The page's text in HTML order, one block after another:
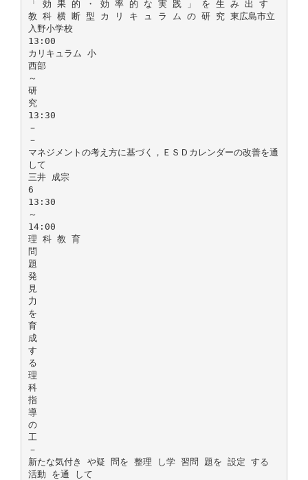
「 効 果 的 ・ 効 率 的 な 実 践 」 を 生 み 出 す
教 科 横 断 型 カ リ キ ュ ラ ム の 研 究 東広島市立
入野小学校
13:00
カリキュラム 小
西部
～
研
究
13:30
－
－
マネジメントの考え方に基づく，ＥＳＤカレンダーの改善を通
して
三井 成宗
6
13:30
～
14:00
理 科 教 育
問
題
発
見
力
を
育
成
す
る
理
科
指
導
の
工
－
新たな気付き や疑 問を 整理 し学 習問 題を 設定 する
活動 を通 して